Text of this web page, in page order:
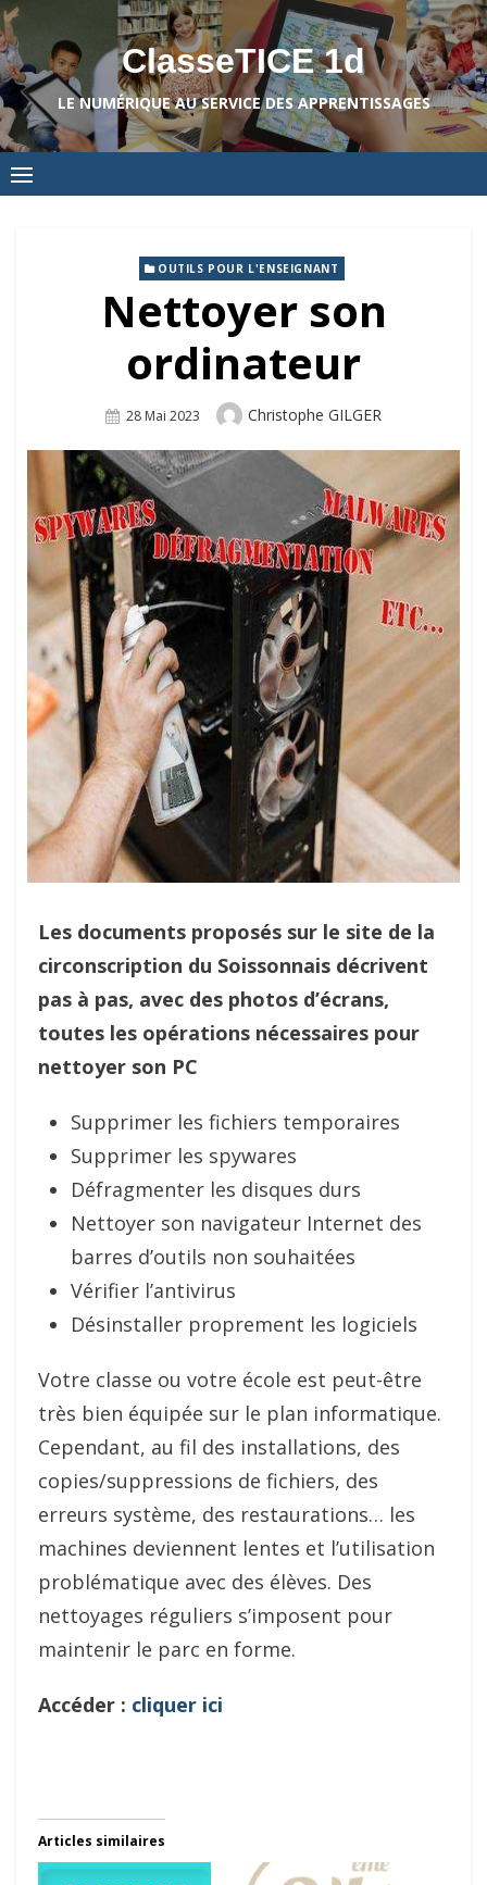
Skip
to
content
ClasseTICE 1d
LE NUMÉRIQUE AU SERVICE DES APPRENTISSAGES
OUTILS POUR L'ENSEIGNANT
Nettoyer son
ordinateur
Posted
28 Mai 2023 Author
Christophe GILGER
Les documents proposés sur le site de la
circonscription du Soissonnais décrivent
pas à pas, avec des photos d’écrans,
toutes les opérations nécessaires pour
nettoyer son PC
Supprimer les fichiers temporaires
Supprimer les spywares
Défragmenter les disques durs
Nettoyer son navigateur Internet des
barres d’outils non souhaitées
Vérifier l’antivirus
Désinstaller proprement les logiciels
Votre classe ou votre école est peut-être
très bien équipée sur le plan informatique.
Cependant, au fil des installations, des
copies/suppressions de fichiers, des
erreurs système, des restaurations… les
machines deviennent lentes et l’utilisation
problématique avec des élèves. Des
nettoyages réguliers s’imposent pour
maintenir le parc en forme.
Accéder : cliquer ici
Articles similaires